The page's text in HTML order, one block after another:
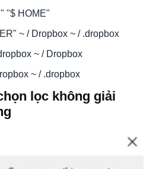
"$ HOME"
~ / Dropbox ~ / .dropbox
~ / Dropbox
~ / .dropbox
lọc không giải